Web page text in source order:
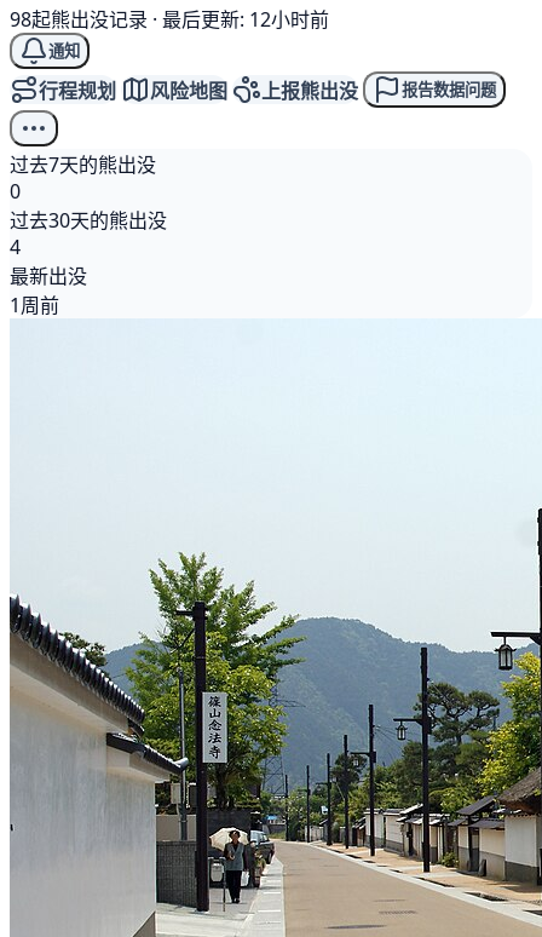
98起熊出没记录 · 最后更新: 12小时前
通知
行程规划 风险地图 上报熊出没 报告数据问题
过去7天的熊出没
0
过去30天的熊出没
4
最新出没
1周前